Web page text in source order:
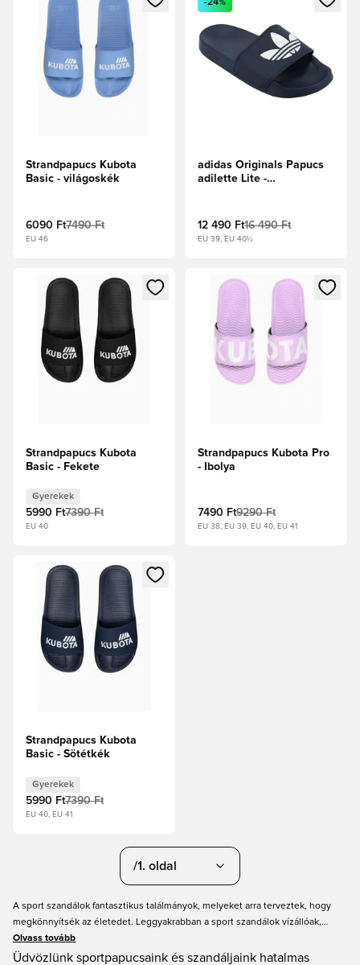
Strandpapucs Kubota
Basic - világoskék
6090 Ft7490 Ft
EU 46
-24%
adidas Originals Papucs
adilette Lite -
12 490 Ft16 490 Ft
EU 39, EU 40½
Megnyit egy modált a bejelentkezéshez vagy a tagként
Strandpapucs Kubota
Basic - Fekete
Gyerekek
5990 Ft7390 Ft
EU 40
Megnyit egy modált a
Strandpapucs Kubota Pro
- Ibolya
7490 Ft9290 Ft
EU 38, EU 39, EU 40, EU 41
Megnyit egy modált a bejelentkezéshez vagy a tagként
Strandpapucs Kubota
Basic - Sötétkék
Gyerekek
5990 Ft7390 Ft
EU 40, EU 41
/1. oldal
A sport szandálok fantasztikus találmányok, melyeket arra terveztek, hogy
megkönnyítsék az életedet. Leggyakrabban a sport szandálok vízállóak,
csúszásmentes sarokkal és rendkívül kényelmes belső talppal készülnek.
Vidd őket magaddal a jakuzziba, a zuhanyzóba vagy a habfürdőbe. Érezhető a
Olvass tovább
Üdvözlünk sportpapucsaink és szandáljaink hatalmas